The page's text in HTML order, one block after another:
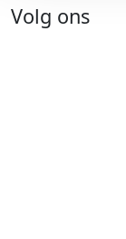
Volg ons